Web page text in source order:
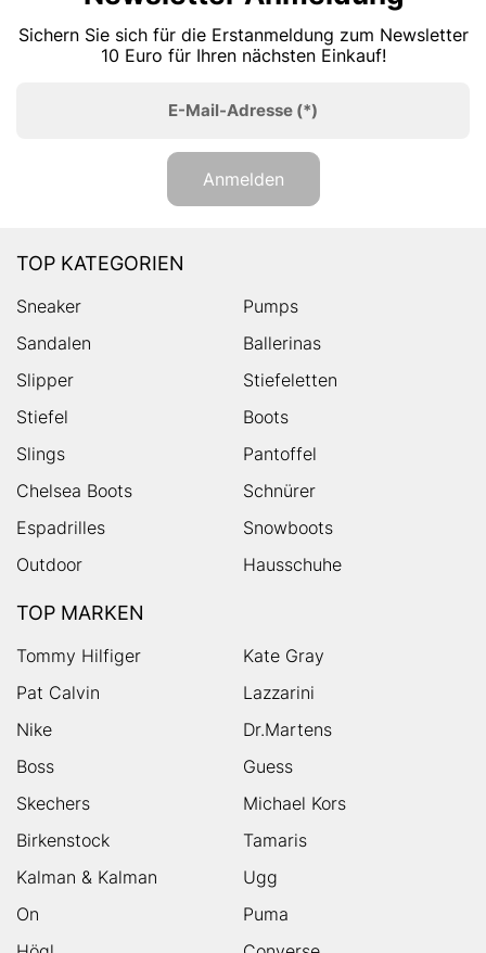
Sichern Sie sich für die Erstanmeldung zum Newsletter
10 Euro für Ihren nächsten Einkauf!
E-Mail-Adresse (*)
Anmelden
TOP KATEGORIEN
Sneaker
Pumps
Sandalen
Ballerinas
Slipper
Stiefeletten
Stiefel
Boots
Slings
Pantoffel
Chelsea Boots
Schnürer
Espadrilles
Snowboots
Outdoor
Hausschuhe
TOP MARKEN
Tommy Hilfiger
Kate Gray
Pat Calvin
Lazzarini
Nike
Dr.Martens
Boss
Guess
Skechers
Michael Kors
Birkenstock
Tamaris
Kalman & Kalman
Ugg
On
Puma